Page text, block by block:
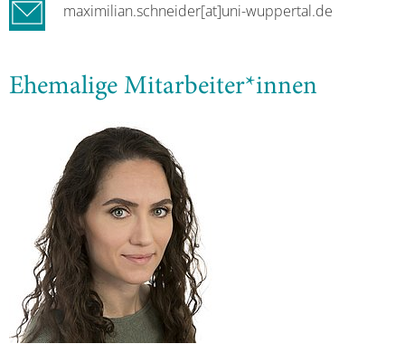
maximilian.schneider[at]uni-wuppertal.de
Ehemalige Mitarbeiter*innen